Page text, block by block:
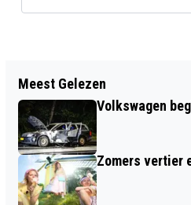
TOSTI-IJZER ZORGT
Meest Gelezen
Volkswagen
Zomers vertier